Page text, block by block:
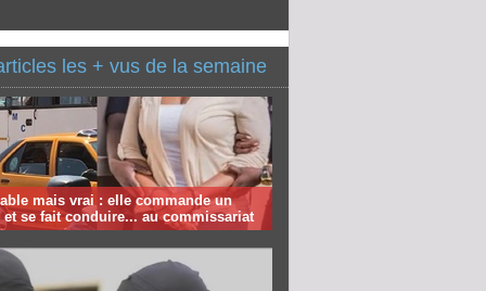
les + vus de la semaine
mais vrai : elle commande un
et se fait conduire... au commissariat